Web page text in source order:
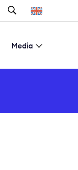
Media